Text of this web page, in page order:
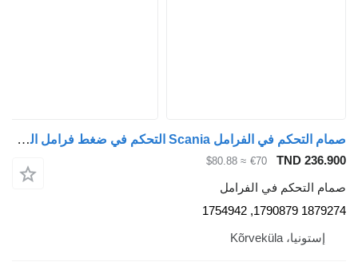
صمام التحكم في الفرامل Scania التحكم في ضغط فرامل المقطورة 1879274 لـ السيارات القاطرة Scania R410
TND 236.900
€70
≈ $80.88
صمام التحكم في الفرامل
1879274 1790879, 1754942
إستونيا، Kõrveküla